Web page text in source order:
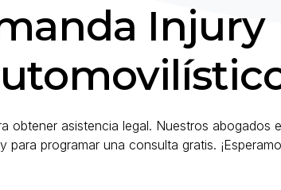
Injury
asistencia legal. Nuestros abogados
programar una consulta gratis.